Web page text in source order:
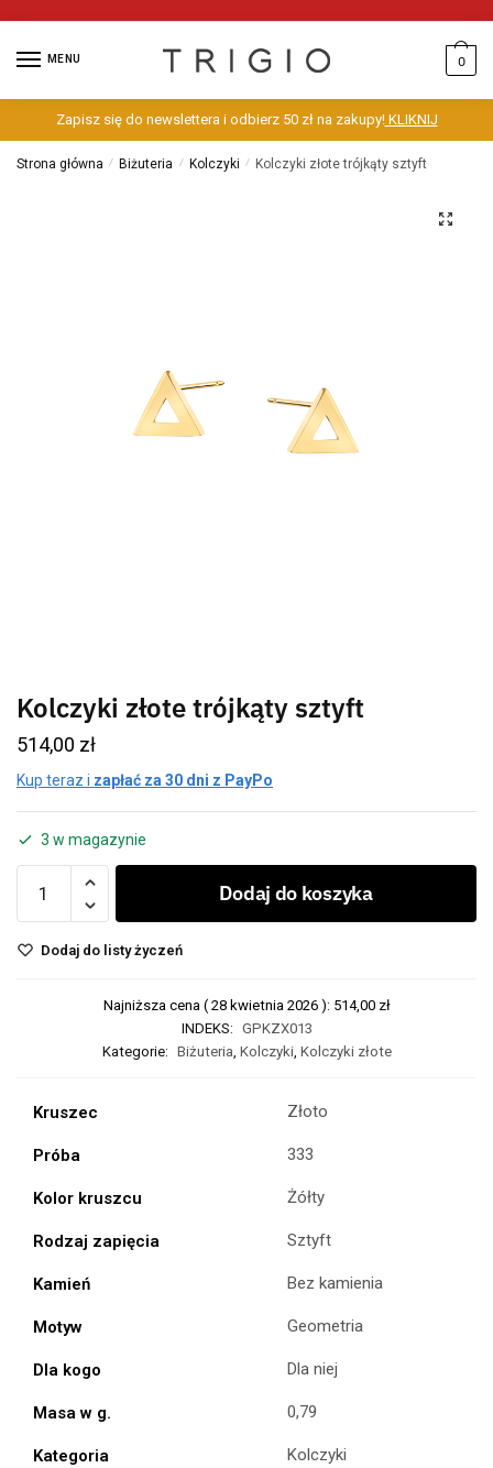
MENU 0
Zapisz się do newslettera i odbierz 50 zł na zakupy!KLIKNIJ
Strona główna / Biżuteria / Kolczyki / Kolczyki złote trójkąty sztyft
Kolczyki złote trójkąty sztyft
514,00 zł
Kup teraz i zapłać za 30 dni z PayPo
3 w magazynie
Dodaj do koszyka
Dodaj do listy życzeń
Najniższa cena (28 kwietnia 2026): 514,00 zł
INDEKS: GPKZX013
Kategorie: Biżuteria, Kolczyki, Kolczyki złote
Kruszec Złoto
Próba 333
Kolor kruszcu Żółty
Rodzaj zapięcia Sztyft
Kamień Bez kamienia
Motyw Geometria
Dla kogo Dla niej
Masa w g. 0,79
Kategoria Kolczyki